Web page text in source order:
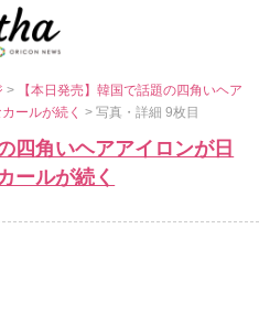
>
【本日発売】韓国で話題の四角いヘア
カールが続く> 写真・詳細 9枚目
四角いヘアアイロンが日
ールが続く